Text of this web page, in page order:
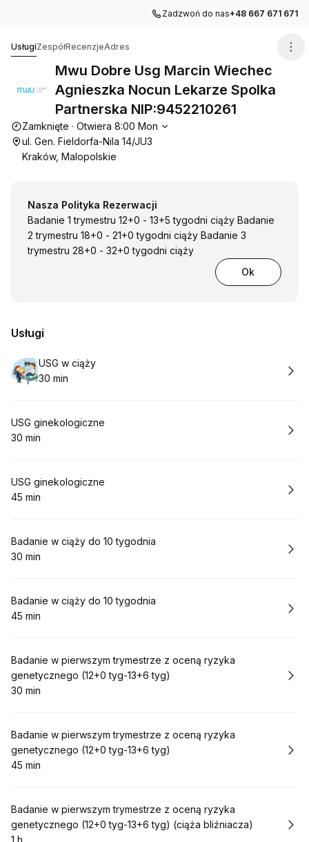
Zadzwoń do nas+48 667 671 671
UsługiZespółRecenzjeAdres
Mwu Dobre Usg Marcin Wiechec
Agnieszka Nocun Lekarze Spolka
Partnerska NIP:9452210261
Godziny otwarcia
Zamknięte · Otwiera 8:00 Mon
ul. Gen. Fieldorfa-Nila 14/JU3
Kraków, Malopolskie
Nasza Polityka Rezerwacji
Badanie 1 trymestru 12+0 - 13+5 tygodni ciąży Badanie
2 trymestru 18+0 - 21+0 tygodni ciąży Badanie 3
trymestru 28+0 - 32+0 tygodni ciąży
Ok
Usługi
Rezerwuj
USG w ciąży
.Czas trwania
30 min
Rezerwuj
USG ginekologiczne
.Czas trwania
30 min
Rezerwuj
USG ginekologiczne
.Czas trwania
45 min
Rezerwuj
Badanie w ciąży do 10 tygodnia
.Czas trwania
30 min
Rezerwuj
Badanie w ciąży do 10 tygodnia
.Czas trwania
45 min
Rezerwuj
Badanie w pierwszym trymestrze z oceną ryzyka
genetycznego (12+0 tyg-13+6 tyg)
.Czas trwania
30 min
Rezerwuj
Badanie w pierwszym trymestrze z oceną ryzyka
genetycznego (12+0 tyg-13+6 tyg)
.Czas trwania
45 min
Rezerwuj
Badanie w pierwszym trymestrze z oceną ryzyka
genetycznego (12+0 tyg-13+6 tyg) (ciąża bliźniacza)
1 h